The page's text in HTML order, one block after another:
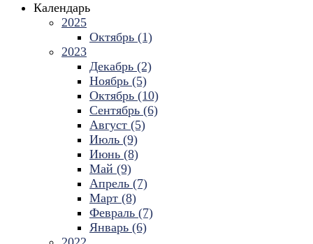
Календарь
2025
Октябрь (1)
2023
Декабрь (2)
Ноябрь (5)
Октябрь (10)
Сентябрь (6)
Август (5)
Июль (9)
Июнь (8)
Май (9)
Апрель (7)
Март (8)
Февраль (7)
Январь (6)